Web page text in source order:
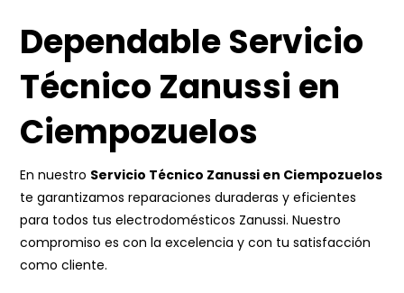
Dependable Servicio
Técnico Zanussi en
Ciempozuelos
En nuestro Servicio Técnico Zanussi en Ciempozuelos
te garantizamos reparaciones duraderas y eficientes
para todos tus electrodomésticos Zanussi. Nuestro
compromiso es con la excelencia y con tu satisfacción
como cliente.